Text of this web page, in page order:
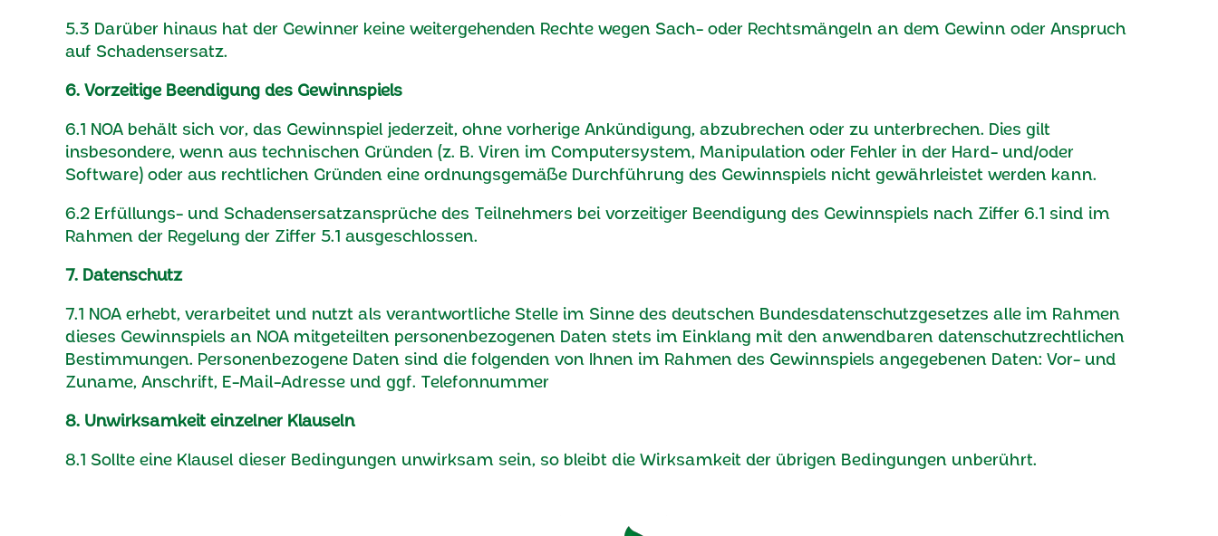
5.3 Darüber hinaus hat der Gewinner keine weitergehenden Rechte wegen Sach- oder Rechtsmängeln an dem Gewinn oder Anspruch
auf Schadensersatz.
6. Vorzeitige Beendigung des Gewinnspiels
6.1 NOA behält sich vor, das Gewinnspiel jederzeit, ohne vorherige Ankündigung, abzubrechen oder zu unterbrechen. Dies gilt
insbesondere, wenn aus technischen Gründen (z. B. Viren im Computersystem, Manipulation oder Fehler in der Hard- und/oder
Software) oder aus rechtlichen Gründen eine ordnungsgemäße Durchführung des Gewinnspiels nicht gewährleistet werden kann.
6.2 Erfüllungs- und Schadensersatzansprüche des Teilnehmers bei vorzeitiger Beendigung des Gewinnspiels nach Ziffer 6.1 sind im
Rahmen der Regelung der Ziffer 5.1 ausgeschlossen.
7. Datenschutz
7.1 NOA erhebt, verarbeitet und nutzt als verantwortliche Stelle im Sinne des deutschen Bundesdatenschutzgesetzes alle im Rahmen
dieses Gewinnspiels an NOA mitgeteilten personenbezogenen Daten stets im Einklang mit den anwendbaren datenschutzrechtlichen
Bestimmungen. Personenbezogene Daten sind die folgenden von Ihnen im Rahmen des Gewinnspiels angegebenen Daten: Vor- und
Zuname, Anschrift, E-Mail-Adresse und ggf. Telefonnummer
8. Unwirksamkeit einzelner Klauseln
8.1 Sollte eine Klausel dieser Bedingungen unwirksam sein, so bleibt die Wirksamkeit der übrigen Bedingungen unberührt.